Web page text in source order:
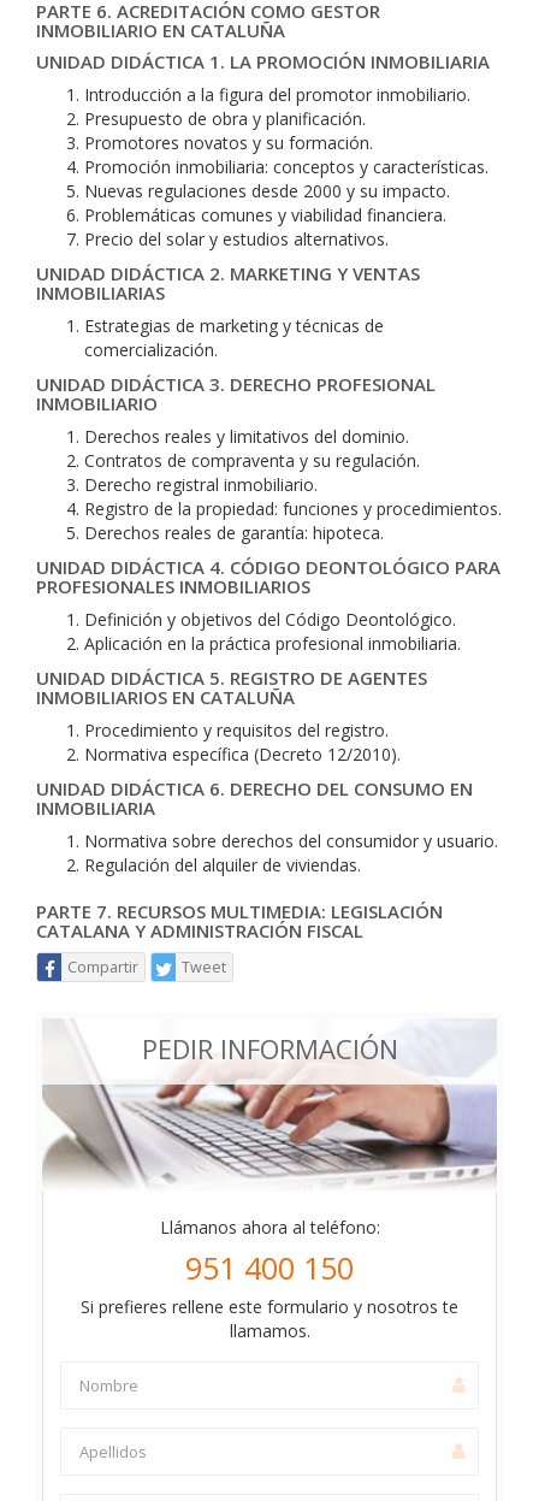
PARTE 6. ACREDITACIÓN COMO GESTOR
INMOBILIARIO EN CATALUÑA
UNIDAD DIDÁCTICA 1. LA PROMOCIÓN INMOBILIARIA
Introducción a la figura del promotor inmobiliario.
Presupuesto de obra y planificación.
Promotores novatos y su formación.
Promoción inmobiliaria: conceptos y características.
Nuevas regulaciones desde 2000 y su impacto.
Problemáticas comunes y viabilidad financiera.
Precio del solar y estudios alternativos.
UNIDAD DIDÁCTICA 2. MARKETING Y VENTAS
INMOBILIARIAS
Estrategias de marketing y técnicas de
comercialización.
UNIDAD DIDÁCTICA 3. DERECHO PROFESIONAL
INMOBILIARIO
Derechos reales y limitativos del dominio.
Contratos de compraventa y su regulación.
Derecho registral inmobiliario.
Registro de la propiedad: funciones y procedimientos.
Derechos reales de garantía: hipoteca.
UNIDAD DIDÁCTICA 4. CÓDIGO DEONTOLÓGICO PARA
PROFESIONALES INMOBILIARIOS
Definición y objetivos del Código Deontológico.
Aplicación en la práctica profesional inmobiliaria.
UNIDAD DIDÁCTICA 5. REGISTRO DE AGENTES
INMOBILIARIOS EN CATALUÑA
Procedimiento y requisitos del registro.
Normativa específica (Decreto 12/2010).
UNIDAD DIDÁCTICA 6. DERECHO DEL CONSUMO EN
INMOBILIARIA
Normativa sobre derechos del consumidor y usuario.
Regulación del alquiler de viviendas.
PARTE 7. RECURSOS MULTIMEDIA: LEGISLACIÓN
CATALANA Y ADMINISTRACIÓN FISCAL
Compartir Tweet
PEDIR INFORMACIÓN
Llámanos ahora al teléfono:
951 400 150
Si prefieres rellene este formulario y nosotros te
llamamos.